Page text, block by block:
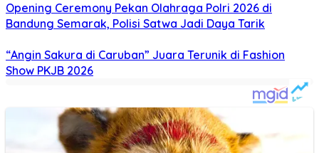
Opening Ceremony Pekan Olahraga Polri 2026 di
Bandung Semarak, Polisi Satwa Jadi Daya Tarik
“Angin Sakura di Caruban” Juara Terunik di Fashion
Show PKJB 2026